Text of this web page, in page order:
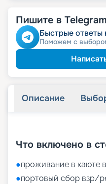
Пишите в Telegram
Быстрые ответы
Поможем с
Описание
Что включено в
●проживание в каюте
●портовый сбор взр/